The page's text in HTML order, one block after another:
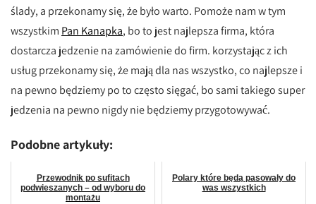
ślady, a przekonamy się, że było warto. Pomoże nam w tym
wszystkim Pan Kanapka, bo to jest najlepsza firma, która
dostarcza jedzenie na zamówienie do firm. korzystając z ich
usług przekonamy się, że mają dla nas wszystko, co najlepsze i
na pewno będziemy po to często sięgać, bo sami takiego super
jedzenia na pewno nigdy nie będziemy przygotowywać.
Podobne artykuły:
Przewodnik po sufitach
podwieszanych – od wyboru do
montażu
Polary które będą pasowały do
was wszystkich